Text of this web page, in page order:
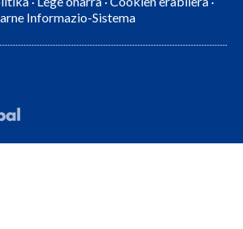
Informazio-Sistema